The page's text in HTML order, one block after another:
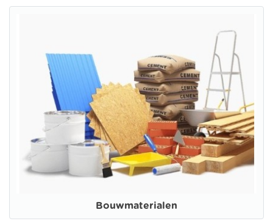
Bouwmaterialen